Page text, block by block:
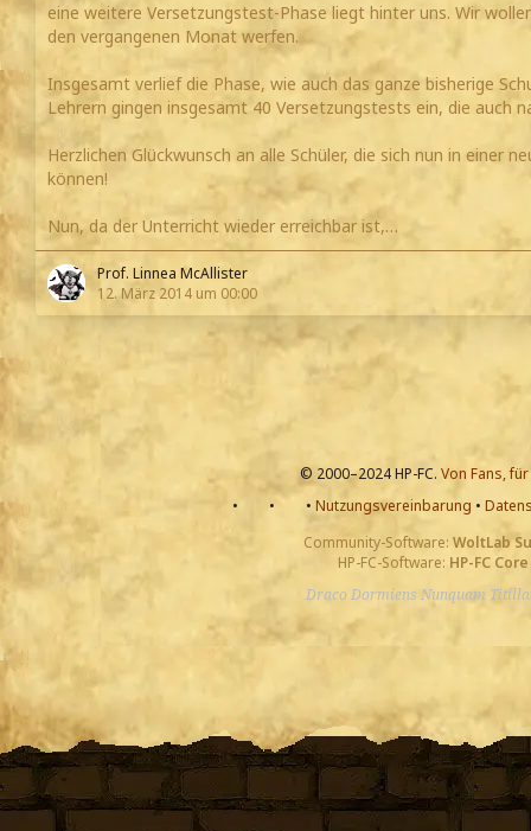
eine weitere Versetzungstest-Phase liegt hinter uns. Wir
den vergangenen Monat werfen.
Insgesamt verlief die Phase, wie auch das ganze bisherige
Lehrern gingen insgesamt 40 Versetzungstests ein, die auch
Herzlichen Glückwunsch an alle Schüler, die sich nun in einer
können!
Nun, da der Unterricht wieder erreichbar ist,…
Prof. Linnea McAllister
12. März 2014 um 00:00
© 2000–2024 HP-FC. Von Fans,
•
• • Nutzungsvereinbarung •
Community-Software: WoltLab
HP-FC-Software: HP-FC Core
Draco Dormiens Nunquam